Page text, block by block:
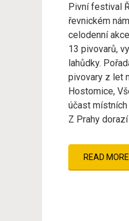
Pivní festival
řevnickém
celodenní
13 pivovarů,
lahůdky.
pivovary z let
Hostomice,
účast místních
Z Prahy
READ MORE